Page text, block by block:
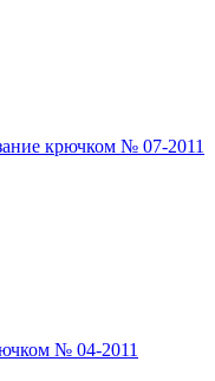
крючком № 07-2011
№ 04-2011